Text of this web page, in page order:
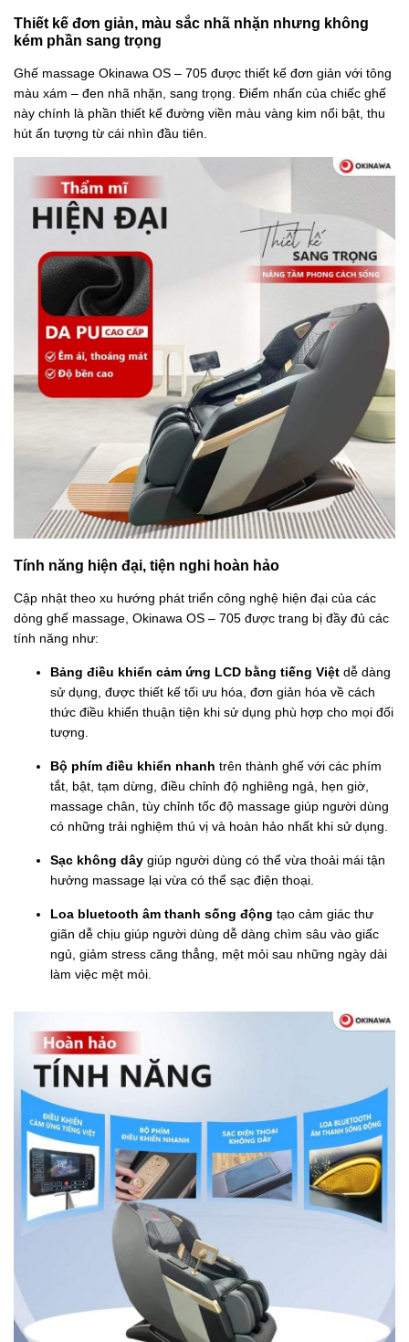
Thiết kế đơn giản, màu sắc nhã nhặn nhưng không
kém phần sang trọng
Ghế massage Okinawa OS – 705 được thiết kế đơn giản với tông
màu xám – đen nhã nhặn, sang trọng. Điểm nhấn của chiếc ghế
này chính là phần thiết kế đường viền màu vàng kim nổi bật, thu
hút ấn tượng từ cái nhìn đầu tiên.
Tính năng hiện đại, tiện nghi hoàn hảo
Cập nhật theo xu hướng phát triển công nghệ hiện đại của các
dòng ghế massage, Okinawa OS – 705 được trang bị đầy đủ các
tính năng như:
Bảng điều khiển cảm ứng LCD bằng tiếng Việt dễ dàng
sử dụng, được thiết kế tối ưu hóa, đơn giản hóa về cách
thức điều khiển thuận tiện khi sử dụng phù hợp cho mọi đối
tượng.
Bộ phím điều khiển nhanh trên thành ghế với các phím
tắt, bật, tạm dừng, điều chỉnh độ nghiêng ngả, hẹn giờ,
massage chân, tùy chỉnh tốc độ massage giúp người dùng
có những trải nghiệm thú vị và hoàn hảo nhất khi sử dụng.
Sạc không dây giúp người dùng có thể vừa thoải mái tận
hưởng massage lại vừa có thể sạc điện thoại.
Loa bluetooth âm thanh sống động tạo cảm giác thư
giãn dễ chịu giúp người dùng dễ dàng chìm sâu vào giấc
ngủ, giảm stress căng thẳng, mệt mỏi sau những ngày dài
làm việc mệt mỏi.